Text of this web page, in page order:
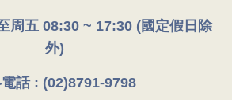
周五 08:30 ~ 17:30 (國定假日除
外)
話 : (02)8791-9798